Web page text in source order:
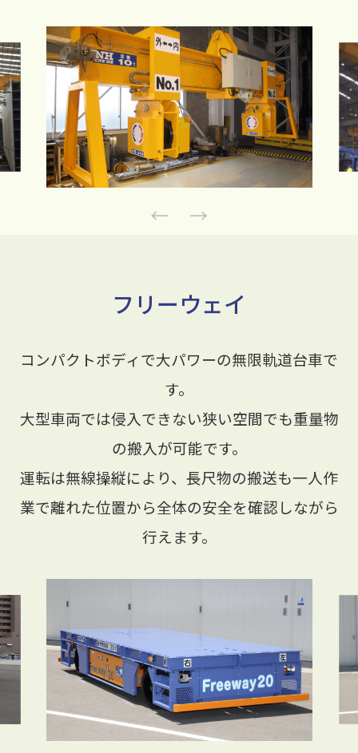
Previous
フリーウェイ
コンパクトボディで大パワーの無限軌道台車で
す。
大型車両では侵入できない狭い空間でも重量物
の搬入が可能です。
運転は無線操縦により、長尺物の搬送も一人作
業で離れた位置から全体の安全を確認しながら
行えます。